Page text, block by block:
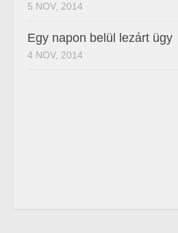
5 NOV, 2014
Egy napon belül lezárt ügy
4 NOV, 2014